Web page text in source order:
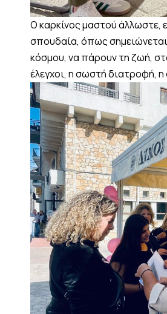
Ο καρκίνος μαστού άλλωστε,
σπουδαία, όπως σημειώνεται
κόσμου, να πάρουν τη ζωή,
έλεγχοι, η σωστή διατροφή,